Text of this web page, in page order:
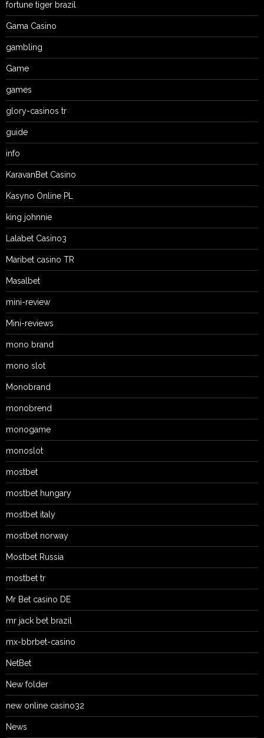
fortune tiger brazil
Gama Casino
gambling
Game
games
glory-casinos tr
guide
info
KaravanBet Casino
Kasyno Online PL
king johnnie
Lalabet Casino3
Maribet casino TR
Masalbet
mini-review
Mini-reviews
mono brand
mono slot
Monobrand
monobrend
monogame
monoslot
mostbet
mostbet hungary
mostbet italy
mostbet norway
Mostbet Russia
mostbet tr
Mr Bet casino DE
mr jack bet brazil
mx-bbrbet-casino
NetBet
New folder
new online casino32
News